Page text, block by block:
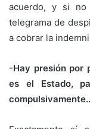
acuerdo, y si no
telegrama de
a cobrar la
-Hay presión por
es el Estado,